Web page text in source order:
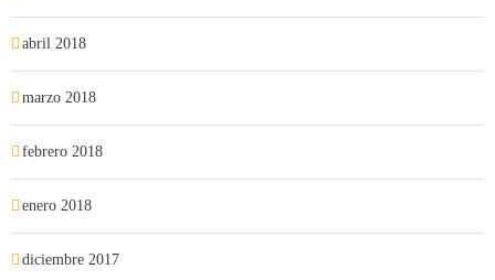
abril 2018
marzo 2018
febrero 2018
enero 2018
diciembre 2017